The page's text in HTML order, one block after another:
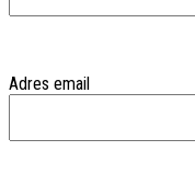
Adres email